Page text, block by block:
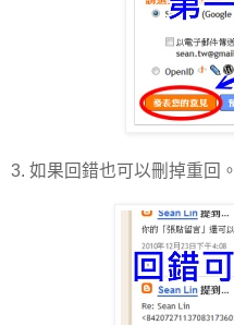
3. 如果回錯也可以刪掉重回。